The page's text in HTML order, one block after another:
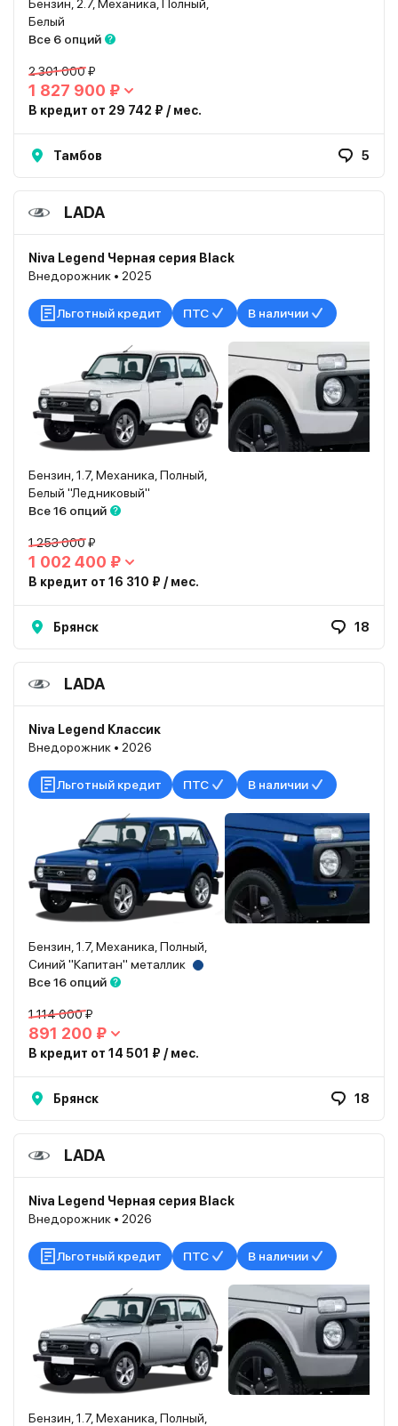
Бензин, 2.7, Механика, Полный,
Белый
Все 6 опций
2 301 000 ₽
1 827 900 ₽
В кредит от 29 742 ₽ / мес.
Тамбов 5
LADA
Niva Legend Черная серия Black
Внедорожник • 2025
Льготный кредит ПТС В наличии
Бензин, 1.7, Механика, Полный,
Белый "Ледниковый"
Все 16 опций
1 253 000 ₽
1 002 400 ₽
В кредит от 16 310 ₽ / мес.
Брянск 18
LADA
Niva Legend Классик
Внедорожник • 2026
Льготный кредит ПТС В наличии
Бензин, 1.7, Механика, Полный,
Синий "Капитан" металлик
Все 16 опций
1 114 000 ₽
891 200 ₽
В кредит от 14 501 ₽ / мес.
Брянск 18
LADA
Niva Legend Черная серия Black
Внедорожник • 2026
Льготный кредит ПТС В наличии
Бензин, 1.7, Механика, Полный,